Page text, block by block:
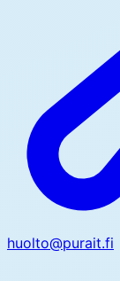
huolto@purait.fi